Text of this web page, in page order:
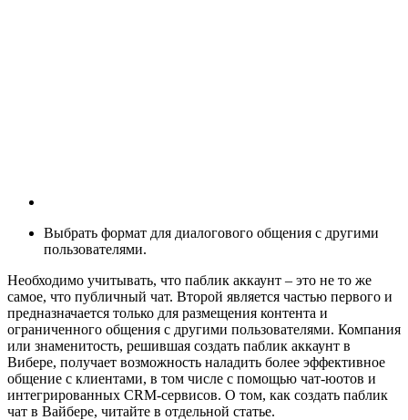
Выбрать формат для диалогового общения с другими
пользователями.
Необходимо учитывать, что паблик аккаунт – это не то же
самое, что публичный чат. Второй является частью первого и
предназначается только для размещения контента и
ограниченного общения с другими пользователями. Компания
или знаменитость, решившая создать паблик аккаунт в
Вибере, получает возможность наладить более эффективное
общение с клиентами, в том числе с помощью чат-юотов и
интегрированных CRM-сервисов. О том, как создать паблик
чат в Вайбере, читайте в отдельной статье.